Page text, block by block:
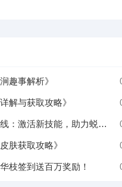
趣事解析》
解与获取攻略》
《西游笔绘西行角色星盘上线：激活新技能，助力蜕变！》
肤获取攻略》
枝签到送百万奖励！